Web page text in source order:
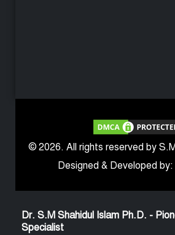
© 2026. All rights reserved by
Designed & Developed
Dr. S.M Shahidul Islam Ph.D. -
Specialist